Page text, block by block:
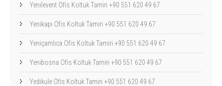
Yenilevent Ofis Koltuk Tamiri +90 551 620 49 67
Yenikapı Ofis Koltuk Tamiri +90 551 620 49 67
Yeniçamlıca Ofis Koltuk Tamiri +90 551 620 49 67
Yenibosna Ofis Koltuk Tamiri +90 551 620 49 67
Yedikule Ofis Koltuk Tamiri +90 551 620 49 67